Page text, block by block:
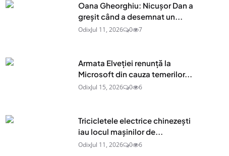
Oana Gheorghiu: Nicușor Dan a
greșit când a desemnat un...
OdixJul 11, 2026 0 7
Armata Elveției renunță la
Microsoft din cauza temerilor...
OdixJul 15, 2026 0 6
Tricicletele electrice chinezești
iau locul mașinilor de...
OdixJul 11, 2026 0 6